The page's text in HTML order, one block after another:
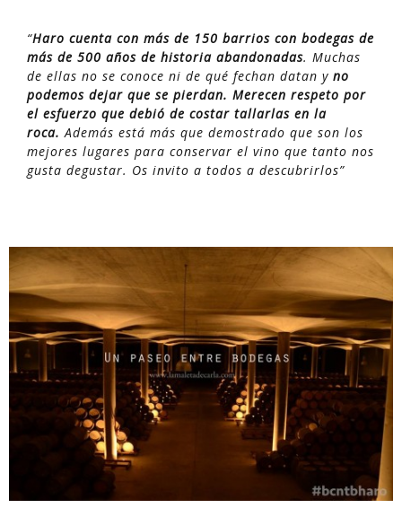
“Haro cuenta con más de 150 barrios con bodegas de
más de 500 años de historia abandonadas. Muchas
de ellas no se conoce ni de qué fechan datan y no
podemos dejar que se pierdan. Merecen respeto por
el esfuerzo que debió de costar tallarlas en la
roca. Además está más que demostrado que son los
mejores lugares para conservar el vino que tanto nos
gusta degustar. Os invito a todos a descubrirlos”